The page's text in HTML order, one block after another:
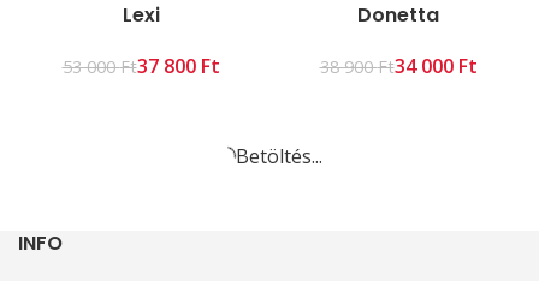
Lexi
53 000Ft37 800 Ft
Donetta
38 900Ft34 000 Ft
Betöltés...
INFO